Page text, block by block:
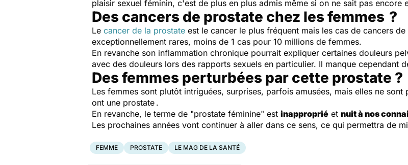
plaisir sexuel féminin, c'est de plus en plus admis même si on ne sait pas encore
Des cancers de prostate chez les femmes ?
Le cancer de la prostate est le cancer le plus fréquent mais les cas de cancers
exceptionnellement rares, moins de 1 cas pour 10 millions de femmes.
En revanche son inflammation chronique pourrait expliquer certaines douleurs
avec des douleurs lors des rapports sexuels en particulier. Il manque cependant
Des femmes perturbées par cette prostate ?
Les femmes sont plutôt intriguées, surprises, parfois amusées, mais elles ne sont
ont une prostate .
En revanche, le terme de "prostate féminine" est inapproprié et nuit à nos
Les prochaines années vont continuer à aller dans ce sens, ce qui permettra de
FEMME PROSTATE LE MAG DE LA SANTÉ